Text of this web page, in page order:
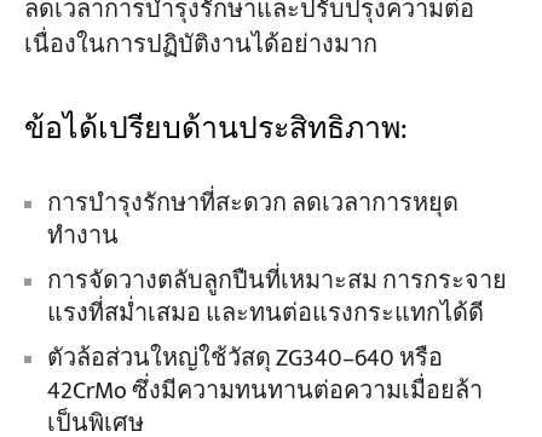
ลดเวลาการบำรุงรักษาและปรับปรุงความต่อ
เนื่องในการปฏิบัติงานได้อย่างมาก
ข้อได้เปรียบด้านประสิทธิภาพ:
การบำรุงรักษาที่สะดวก ลดเวลาการหยุด
ทำงาน
การจัดวางตลับลูกปืนที่เหมาะสม การกระจาย
แรงที่สม่ำเสมอ และทนต่อแรงกระแทกได้ดี
ตัวล้อส่วนใหญ่ใช้วัสดุ ZG340–640 หรือ
42CrMo ซึ่งมีความทนทานต่อความเมื่อยล้า
เป็นพิเศษ